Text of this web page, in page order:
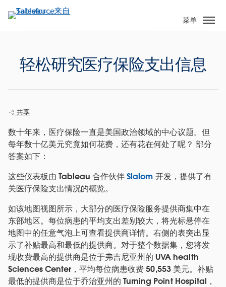
转
菜单
轻松研究医疗保险支出信息
共享
数十年来，医疗保险一直是美国政治领域的中心议题。但
每年数十亿美元究竟如何花费，还有花在何处了呢？ 部分
答案如下：
这些仪表板由 Tableau 合作伙伴Slalom 开发，提供了有
关医疗保险支出情况的概览。
如该地图视图所示，大部分的医疗保险服务提供商集中在
东部地区。每位病患的平均支出差别较大，将光标悬停在
地图中的任意气泡上可查看提供商详情。右侧的表突出显
示了补贴最高和最低的提供商。对于整个数据集，您将发
现收费最高的提供商是位于弗吉尼亚州的 UVA health
Sciences Center，平均每位病患收费 50,553 美元。补贴
最低的提供商是位于乔治亚州的 Turning Point Hospital，